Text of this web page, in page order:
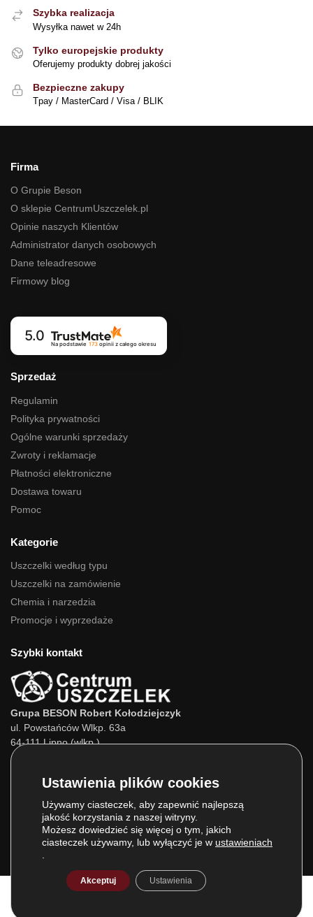
Szybka realizacja
Wysyłka nawet w 24h
Tylko europejskie produkty
Oferujemy produkty dobrej jakości
Bezpieczne zakupy
Tpay / MasterCard / Visa / BLIK
Firma
O Grupie Beson
O sklepie CentrumUszczelek.pl
Opinie naszych Klientów
Administrator danych osobowych
Dane teleadresowe
Firmowy blog
5.0
Na podstawie 173opinii z całego okresu
Sprzedaż
Regulamin
Polityka prywatności
Ogólne warunki sprzedaży
Zwroty i reklamacje
Płatności elektroniczne
Dostawa towaru
Pomoc
Kategorie
Uszczelki według typu
Uszczelki na zamówienie
Chemia i narzedzia
Promocje i wyprzedaże
Szybki kontakt
Grupa BESON Robert Kołodziejczyk
ul. Powstańców Wlkp. 63a
64-111 Lipno (wlkp.)
693 800 022
E-mail:info@centrumuszczelek.pl
Używamy ciasteczek, aby zapewnić najlepszą
jakość korzystania z naszej witryny.
Możesz dowiedzieć się więcej o tym, jakich
ciasteczek używamy, lub wyłączyć je w ustawieniach
Akceptuj Ustawienia